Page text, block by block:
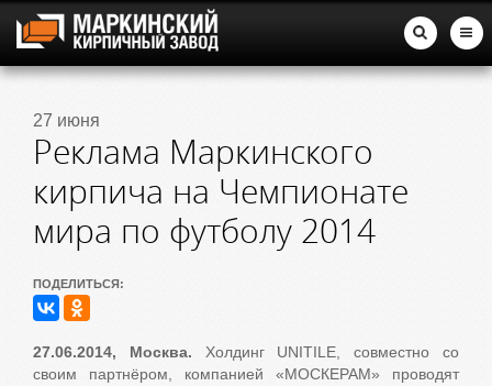
27 июня
Реклама Маркинского
кирпича на Чемпионате
мира по футболу 2014
ПОДЕЛИТЬСЯ:
27.06.2014, Москва. Холдинг UNITILE, совместно со
своим партнёром, компанией «МОСКЕРАМ» проводят